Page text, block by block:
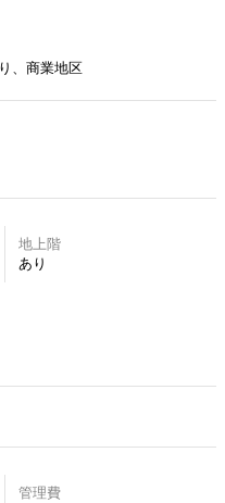
、商業地区
地上階
あり
管理費